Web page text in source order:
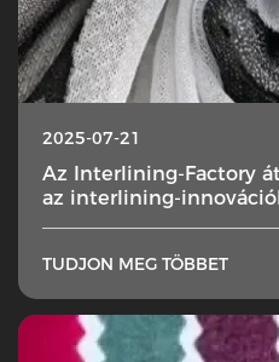
2025-07-21
Az Interlining-Factory
az interlining-
TUDJON MEG TÖBBET